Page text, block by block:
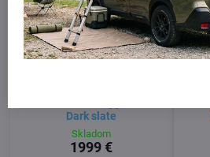
Dark slate
Skladom
1999 €